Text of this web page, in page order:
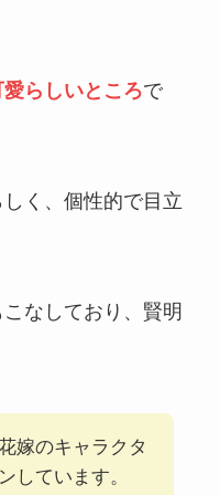
らしいところで
く、個性的で目立
なしており、賢明
嫁のキャラクタ
しています。